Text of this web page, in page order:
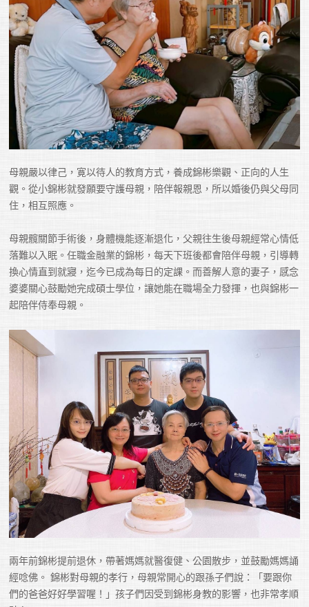
母親嚴以律己，寛以待人的教育方式，養成錦彬樂觀、正向的人生
觀。從小錦彬就發願要守護母親，陪伴報親恩，所以婚後仍與父母同
住，相互照應。
母親髖關節手術後，身體機能逐漸退化，父親往生後母親經常心情低
落難以入眠。任職金融業的錦彬，每天下班後都會陪伴母親，引導轉
換心情直到就寢，迄今已成為每日的定課。而善解人意的妻子，感念
婆婆關心鼓勵她完成碩士學位，讓她能在職場全力發揮，也與錦彬一
起陪伴侍奉母親。
兩年前錦彬提前退休，帶著媽媽就醫復健、公園散步，並鼓勵媽媽誦
經唸佛。 錦彬對母親的孝行，母親常開心的跟孫子們說：「要跟你
們的爸爸好好學習喔！」孩子們因受到錦彬身教的影響，也非常孝順